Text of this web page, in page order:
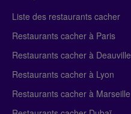
Liste des restaurants cacher
Restaurants cacher à Paris
Restaurants cacher à Deauville
Restaurants cacher à Lyon
Restaurants cacher à Marseille